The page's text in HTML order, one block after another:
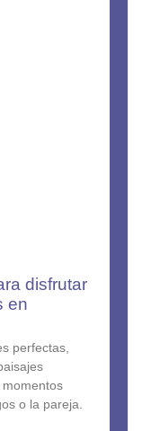
disfrutar
en
perfectas,
o la pareja.